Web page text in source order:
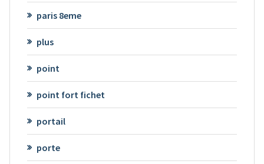
paris 8eme
plus
point
point fort fichet
portail
porte